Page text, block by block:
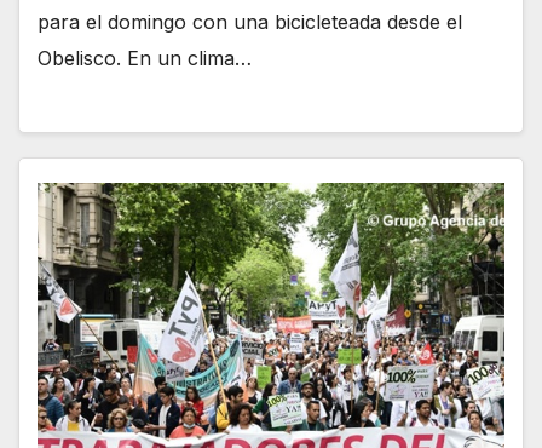
para el domingo con una bicicleteada desde el
Obelisco. En un clima…